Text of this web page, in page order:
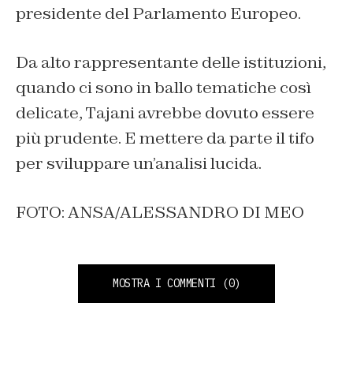
presidente del Parlamento Europeo.
Da alto rappresentante delle istituzioni,
quando ci sono in ballo tematiche così
delicate, Tajani avrebbe dovuto essere
più prudente. E mettere da parte il tifo
per sviluppare un’analisi lucida.
FOTO: ANSA/ALESSANDRO DI MEO
MOSTRA I COMMENTI (0)